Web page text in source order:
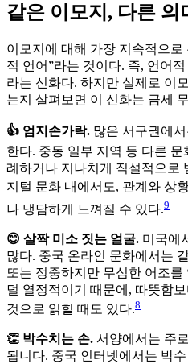
같은 이모지, 다른 의
이모지에 대해 가장 지속적으로
적 언어”라는 것이다. 즉, 언어
라는 신화다. 하지만 실제로 이
는지 살펴보면 이 신화는 금세
👍 엄지손가락. 많은 서구권에
한다. 중동 일부 지역 등 다른
례하거나 지나치게 직설적으로
지털 문화 내에서도, 관계와 상
나 냉담하게 느껴질 수 있다.9
😊 살짝 미소 짓는 얼굴. 미국에
많다. 중국 온라인 문화에서는
또는 정중하지만 무심한 어조
덜 열정적이기 때문에, 따뜻함
것으로 읽힐 때도 있다.8
👏 박수치는 손. 서양에서는 주
됩니다. 중국 인터넷에서는 박